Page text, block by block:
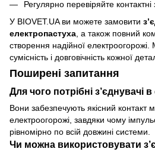
Регулярно перевіряйте контактні
У BIOVET.UA ви можете замовити
електропастуха , а також повний
створення надійної електроогорожі.
сумісність і довговічність кожної
Поширені запитання
Для чого потрібні з’єднувачі
Вони забезпечують якісний контакт
електроогорожі, завдяки чому
рівномірно по всій довжині системи.
Чи можна використовувати